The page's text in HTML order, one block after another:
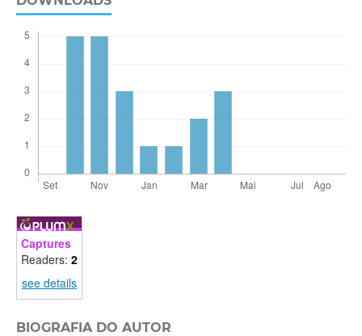
Captures
Readers: 2
see details
BIOGRAFIA DO AUTOR